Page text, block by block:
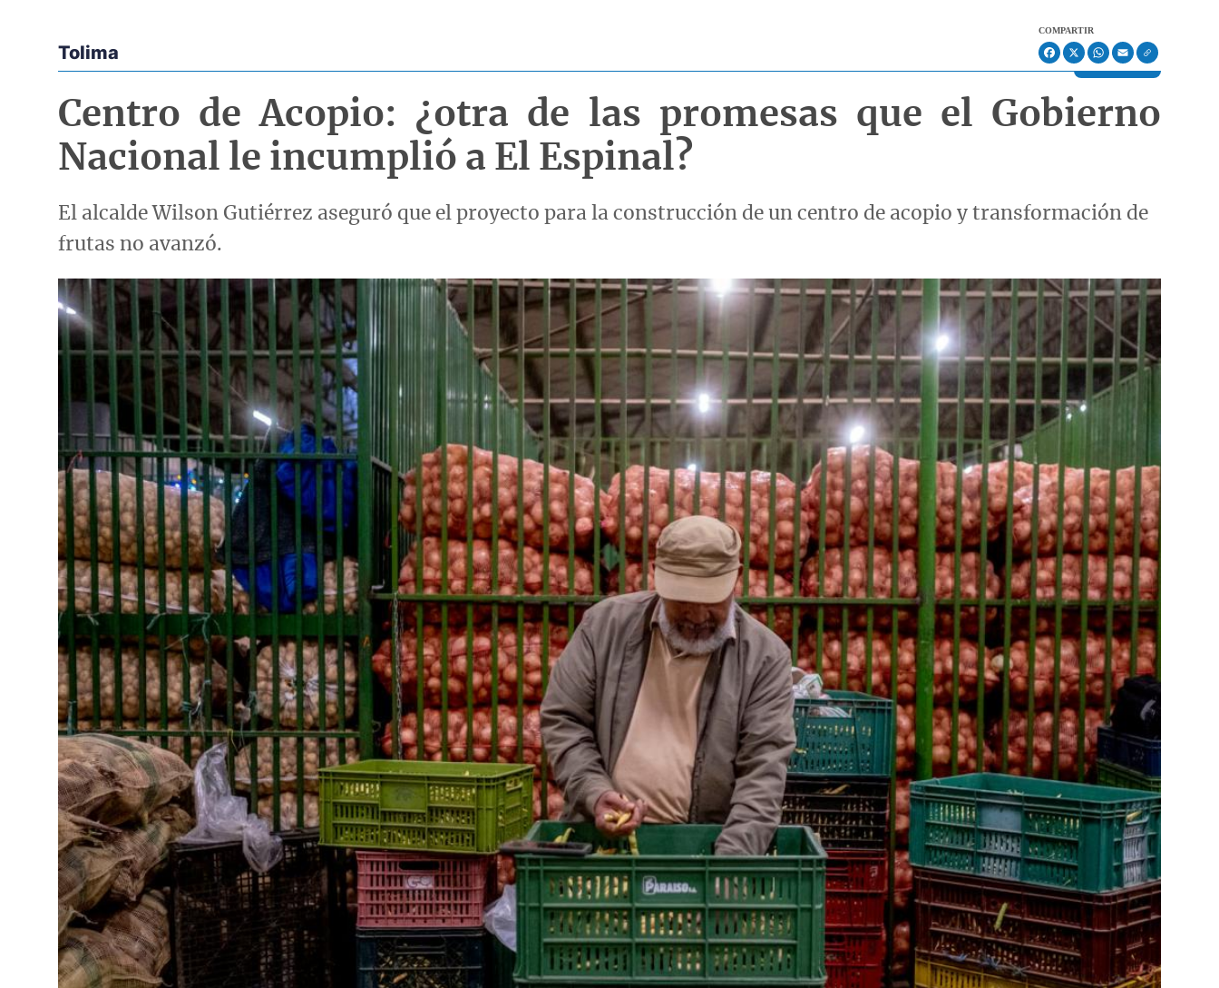
Econoticias y Eventos
Tolima
COMPARTIR
Facebook
X WhatsApp
Email
Centro de Acopio: ¿otra de las promesas que el Gobierno
Nacional le incumplió a El Espinal?
El alcalde Wilson Gutiérrez aseguró que el proyecto para la construcción de un centro de acopio y transformación de
frutas no avanzó.
Imagen